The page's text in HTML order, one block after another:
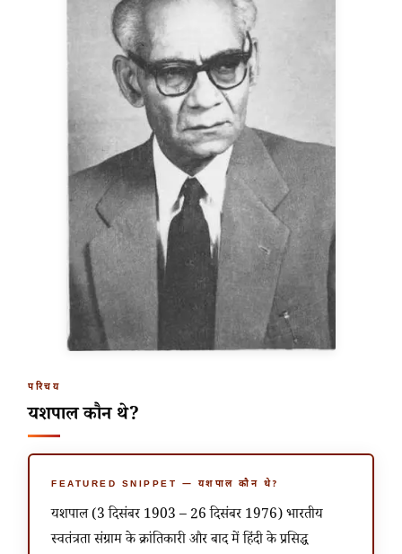
परिचय
यशपाल कौन थे?
FEATURED SNIPPET — यशपाल कौन थे?
यशपाल (3 दिसंबर 1903 – 26 दिसंबर 1976) भारतीय
स्वतंत्रता संग्राम के क्रांतिकारी और बाद में हिंदी के प्रसिद्ध